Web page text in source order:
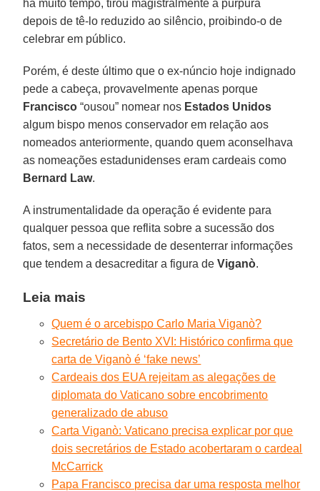
há muito tempo, tirou magistralmente a púrpura
depois de tê-lo reduzido ao silêncio, proibindo-o de
celebrar em público.
Porém, é deste último que o ex-núncio hoje indignado
pede a cabeça, provavelmente apenas porque
Francisco “ousou” nomear nos Estados Unidos
algum bispo menos conservador em relação aos
nomeados anteriormente, quando quem aconselhava
as nomeações estadunidenses eram cardeais como
Bernard Law.
A instrumentalidade da operação é evidente para
qualquer pessoa que reflita sobre a sucessão dos
fatos, sem a necessidade de desenterrar informações
que tendem a desacreditar a figura deViganò.
Leia mais
Quem é o arcebispo Carlo Maria Viganò?
Secretário de Bento XVI: Histórico confirma que
carta de Viganò é ‘fake news’
Cardeais dos EUA rejeitam as alegações de
diplomata do Vaticano sobre encobrimento
generalizado de abuso
Carta Viganò: Vaticano precisa explicar por que
dois secretários de Estado acobertaram o cardeal
McCarrick
Papa Francisco precisa dar uma resposta melhor